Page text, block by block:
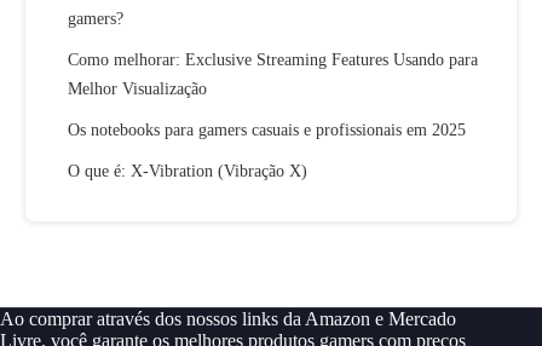
gamers?
Como melhorar: Exclusive Streaming Features Usando para
Melhor Visualização
Os notebooks para gamers casuais e profissionais em 2025
O que é: X-Vibration (Vibração X)
Ao comprar através dos nossos links da Amazon e Mercado
Livre, você garante os melhores produtos gamers com preços